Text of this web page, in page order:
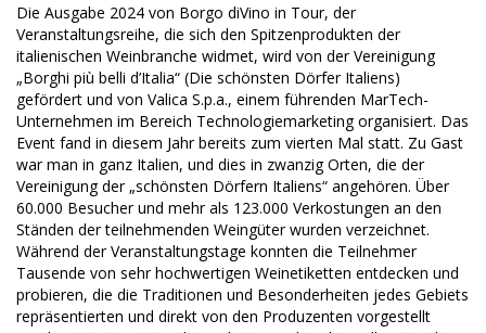
Die Ausgabe 2024 von Borgo diVino in Tour, der
Veranstaltungsreihe, die sich den Spitzenprodukten der
italienischen Weinbranche widmet, wird von der Vereinigung
„Borghi più belli d’Italia“ (Die schönsten Dörfer Italiens)
gefördert und von Valica S.p.a., einem führenden MarTech-
Unternehmen im Bereich Technologiemarketing organisiert. Das
Event fand in diesem Jahr bereits zum vierten Mal statt. Zu Gast
war man in ganz Italien, und dies in zwanzig Orten, die der
Vereinigung der „schönsten Dörfern Italiens“ angehören. Über
60.000 Besucher und mehr als 123.000 Verkostungen an den
Ständen der teilnehmenden Weingüter wurden verzeichnet.
Während der Veranstaltungstage konnten die Teilnehmer
Tausende von sehr hochwertigen Weinetiketten entdecken und
probieren, die die Traditionen und Besonderheiten jedes Gebiets
repräsentierten und direkt von den Produzenten vorgestellt